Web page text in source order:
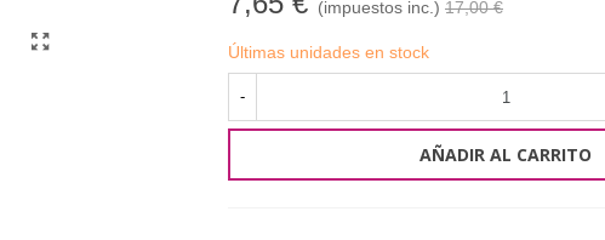
(impuestos inc.) 17,00 €
Últimas unidades en stock
-
AÑADIR AL CARRITO